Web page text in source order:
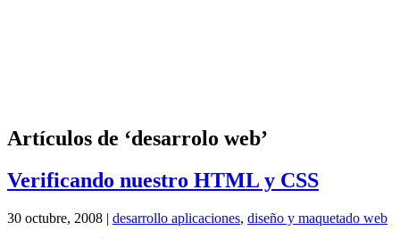
Artículos de ‘desarrolo web’
Verificando nuestro HTML y CSS
30 octubre, 2008 | desarrollo aplicaciones, diseño y maquetado web